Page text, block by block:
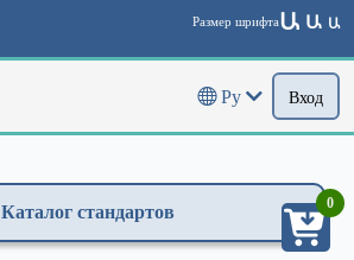
Размер шрифтаԱ Ա Ա
Ру Вход
Каталог стандартов 0